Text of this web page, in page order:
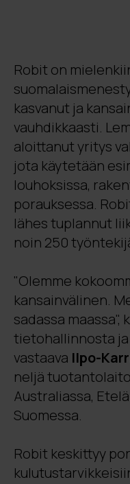
Robit on
kasvanut ja
vauhdikkaasti.
aloittanut yritys
jota käytetään
louhoksissa,
porauksessa.
lähes tuplannut
noin 250
"Olemme
kansainvälinen.
sadassa
tietohallinnosta
vastaava Ilpo-
neljä
Australiassa,
Suomessa.
Robit keskittyy